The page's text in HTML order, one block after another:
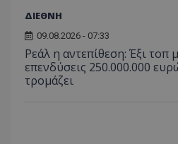
ΔΙΕΘΝΗ
09.08.2026 - 07:33
Ρεάλ η αντεπίθεση: Έξι τοπ
επενδύσεις 250.000.000
τρομάζει